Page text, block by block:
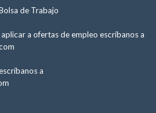
de Trabajo
a ofertas de empleo escríbanos a
a